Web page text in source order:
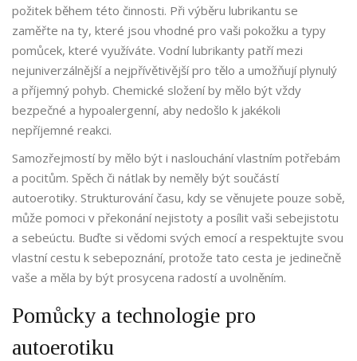
požitek během této činnosti. Při výběru lubrikantu se
zaměřte na ty, které jsou vhodné pro vaši pokožku a typy
pomůcek, které využíváte. Vodní lubrikanty patří mezi
nejuniverzálnější a nejpřívětivější pro tělo a umožňují plynulý
a příjemný pohyb. Chemické složení by mělo být vždy
bezpečné a hypoalergenní, aby nedošlo k jakékoli
nepříjemné reakci.
Samozřejmostí by mělo být i naslouchání vlastním potřebám
a pocitům. Spěch či nátlak by neměly být součástí
autoerotiky. Strukturování času, kdy se věnujete pouze sobě,
může pomoci v překonání nejistoty a posílit vaši sebejistotu
a sebeúctu. Buďte si vědomi svých emocí a respektujte svou
vlastní cestu k sebepoznání, protože tato cesta je jedinečně
vaše a měla by být prosycena radostí a uvolněním.
Pomůcky a technologie pro
autoerotiku